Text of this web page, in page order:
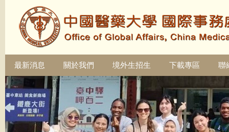
最新消息 關於我們 境外生招生 下載專區 聯